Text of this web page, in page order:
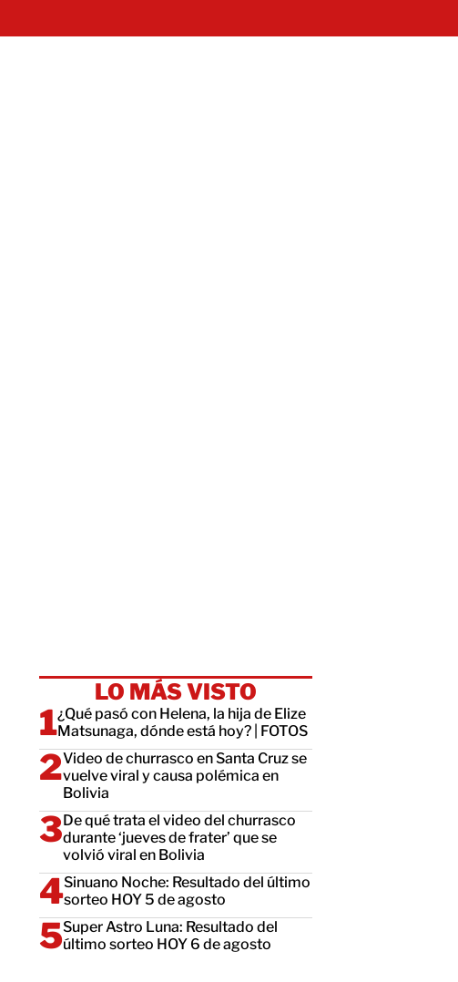
LO MÁS VISTO
¿Qué pasó con Helena, la hija de Elize
Matsunaga, dónde está hoy? | FOTOS
Video de churrasco en Santa Cruz se
vuelve viral y causa polémica en
Bolivia
De qué trata el video del churrasco
durante ‘jueves de frater’ que se
volvió viral en Bolivia
Sinuano Noche: Resultado del último
sorteo HOY 5 de agosto
Super Astro Luna: Resultado del
último sorteo HOY 6 de agosto